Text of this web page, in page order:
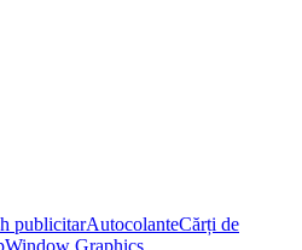
publicitarAutocolanteCărți de
Window Graphics